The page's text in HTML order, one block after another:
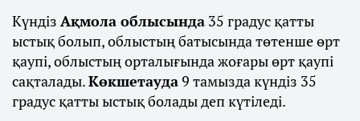
Күндіз Ақмола облысында 35 градус қатты
ыстық болып, облыстың батысында төтенше өрт
қаупі, облыстың орталығында жоғары өрт қаупі
сақталады.Көкшетауда9 тамызда күндіз 35
градус қатты ыстық болады деп күтіледі.